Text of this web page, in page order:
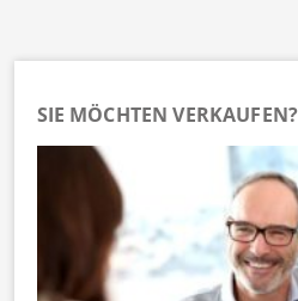
SIE MÖCHTEN VERKAUFEN?